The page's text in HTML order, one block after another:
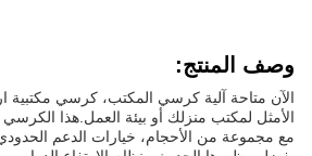
وصف المنتج:
الآن متاحة آلية كرسي المكتب، كرسي مكتبية
الأمثل لمكتب منزلك أو بيئة العمل.هذا الكرسي
مع مجموعة من الأحجام، خيارات الدعم